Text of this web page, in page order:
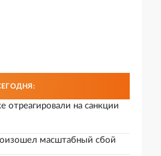
отреагировали на санкции
масштабный сбой